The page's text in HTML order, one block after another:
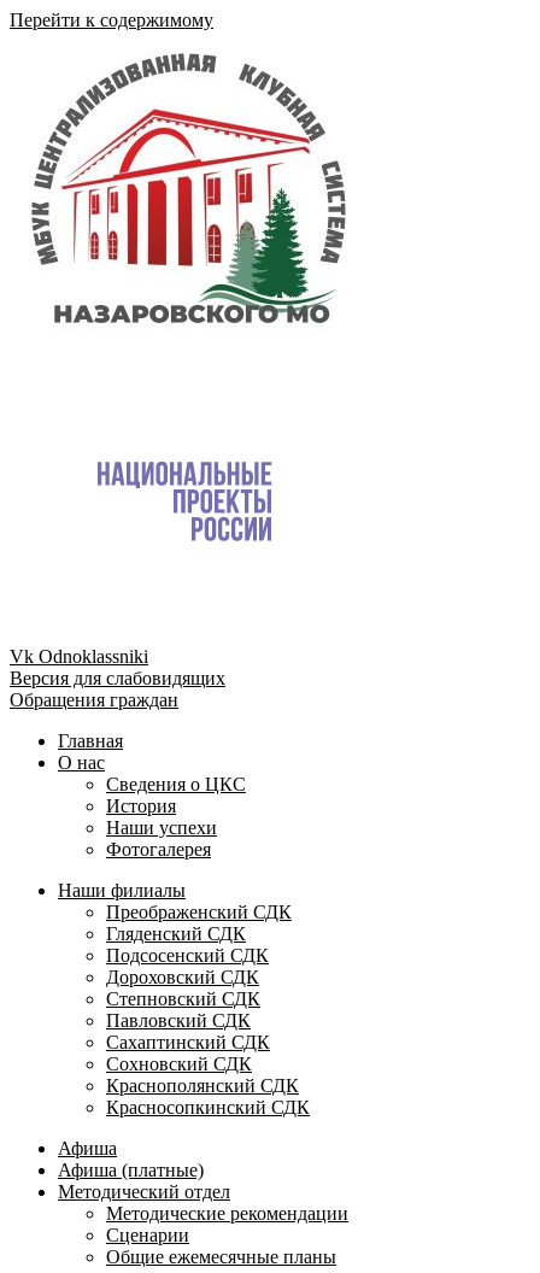
Перейти к содержимому
Vk Odnoklassniki
Версия для слабовидящих
Обращения граждан
Главная
О нас
Сведения о ЦКС
История
Наши успехи
Фотогалерея
Наши филиалы
Преображенский СДК
Гляденский СДК
Подсосенский СДК
Дороховский СДК
Степновский СДК
Павловский СДК
Сахаптинский СДК
Сохновский СДК
Краснополянский СДК
Красносопкинский СДК
Афиша
Афиша (платные)
Методический отдел
Методические рекомендации
Сценарии
Общие ежемесячные планы